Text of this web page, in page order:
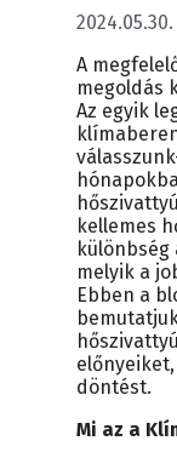
2024.05.30.
A
megoldás
Az egyik
kellemes
különbség
melyik a
Ebben a
döntést.
Mi az a